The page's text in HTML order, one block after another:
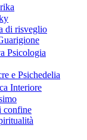
di risveglio
Psicologia
e Psichedelia
Interiore
confine